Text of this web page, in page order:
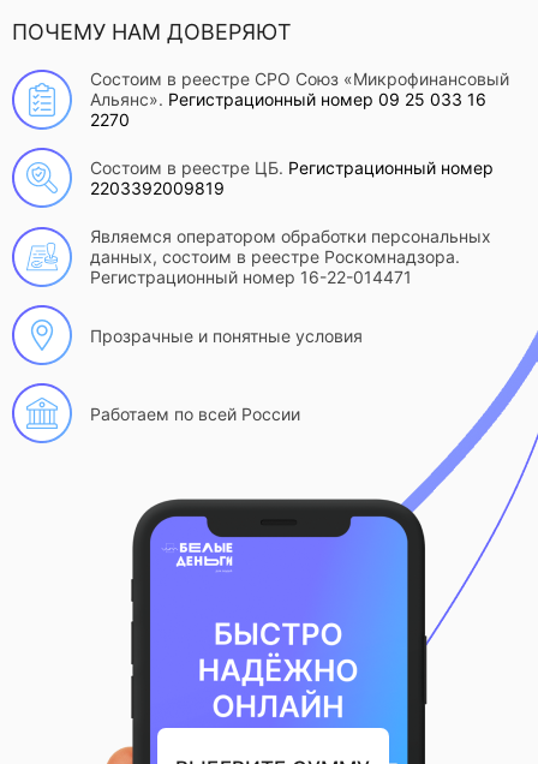
ПОЧЕМУ НАМ ДОВЕРЯЮТ
Состоим в реестре СРО Союз «Микрофинансовый
Альянс». Регистрационный номер 09 25 033 16
2270
Состоим в реестре ЦБ. Регистрационный номер
2203392009819
Являемся оператором обработки персональных
данных, состоим в реестре Роскомнадзора.
Регистрационный номер 16-22-014471
Прозрачные и понятные условия
Работаем по всей России